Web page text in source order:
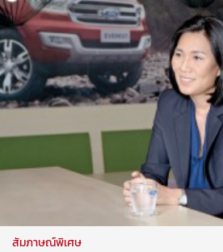
สัมภาษณ์พิเศษ